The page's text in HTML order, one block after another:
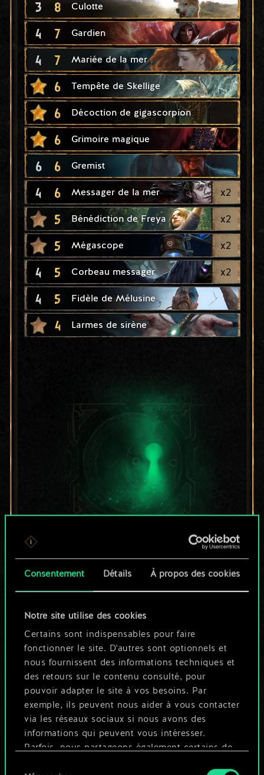
Consentement Détails À propos des cookies
Notre site utilise des cookies
Certains sont indispensables pour faire
fonctionner le site. D'autres sont optionnels et
nous fournissent des informations techniques et
des retours sur le contenu consulté, pour
pouvoir adapter le site à vos besoins. Par
exemple, ils peuvent nous aider à vous contacter
via les réseaux sociaux si nous avons des
informations qui peuvent vous intéresser.
Parfois, nous partageons également certains de
3 8 Culotte
4 7 Gardien
4 7 Mariée de la mer
6 Tempête de Skellige
6 Décoction de gigascorpion
6 Grimoire magique
6 6 Gremist
4 6 Messager de la mer x2
5 Bénédiction de Freya x2
5 Mégascope x2
4 5 Corbeau messager x2
4 5 Fidèle de Mélusine
4 Larmes de sirène
Pour l'instant, ce
n'est qu'un jeu de
cartes partagé.
Mais cela peut être
tellement plus !
Nommer ce jeu et créer un guide
Modifier le jeu